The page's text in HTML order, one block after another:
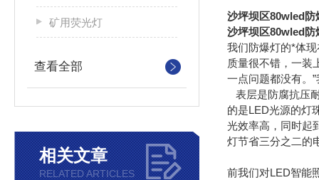
矿用荧光灯
查看全部
相关文章
RELATED ARTICLES
沙坪坝区80wled防
沙坪坝区80wled防
我们防爆灯的*体
质量很不错，一装
一点问题都没有。
表层是防腐抗压
的是LED光源的灯
光效率高，同时起
灯节省三分之二的
前我们对LED智能